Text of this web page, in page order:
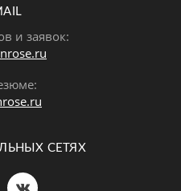
и заявок:
СЕТЯХ